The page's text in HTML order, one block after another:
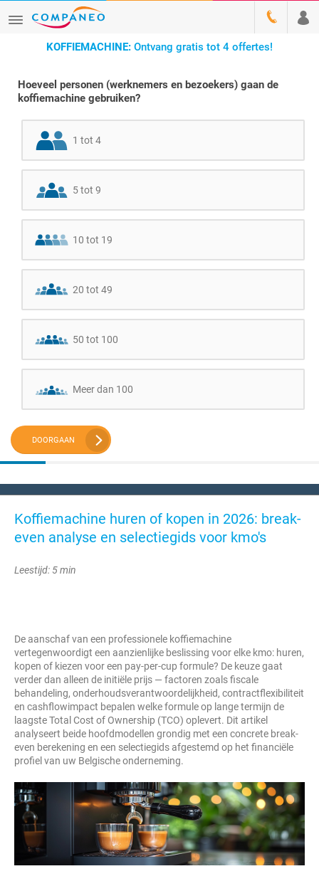
KOFFIEMACHINE: Ontvang gratis tot 4 offertes!
Hoeveel personen (werknemers en bezoekers) gaan de
koffiemachine gebruiken?
1 tot 4
5 tot 9
10 tot 19
20 tot 49
50 tot 100
Meer dan 100
DOORGAAN
Koffiemachine huren of kopen in 2026: break-
even analyse en selectiegids voor kmo's
Leestijd: 5 min
De aanschaf van een professionele koffiemachine
vertegenwoordigt een aanzienlijke beslissing voor elke kmo: huren,
kopen of kiezen voor een pay-per-cup formule? De keuze gaat
verder dan alleen de initiële prijs — factoren zoals fiscale
behandeling, onderhoudsverantwoordelijkheid, contractflexibiliteit
en cashflowimpact bepalen welke formule op lange termijn de
laagste Total Cost of Ownership (TCO) oplevert. Dit artikel
analyseert beide hoofdmodellen grondig met een concrete break-
even berekening en een selectiegids afgestemd op het financiële
profiel van uw Belgische onderneming.